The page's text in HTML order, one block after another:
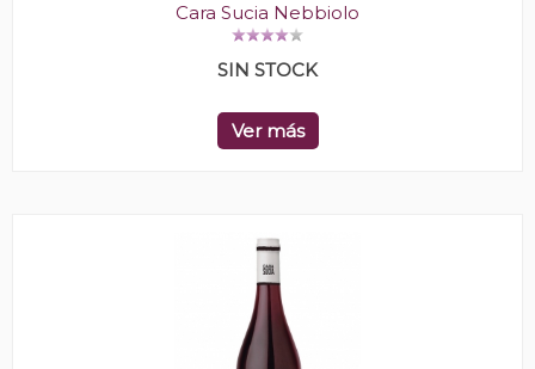
Cara Sucia Nebbiolo
SIN STOCK
Ver más